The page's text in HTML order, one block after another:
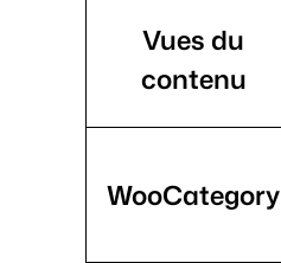
Vues du
contenu
WooCategory